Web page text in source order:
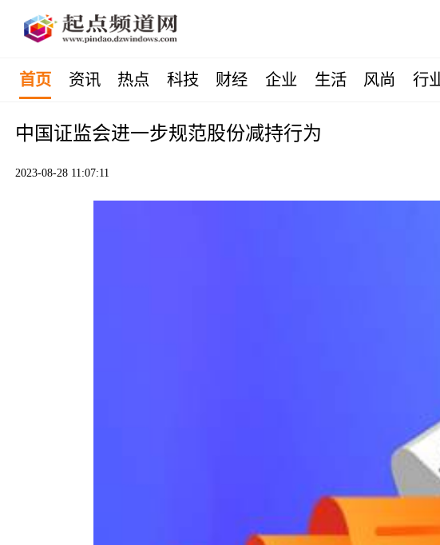
首页 资讯 热点 科技 财经 企业 生活 风尚 行
中国证监会进一步规范股份减持行为
2023-08-28 11:07:11